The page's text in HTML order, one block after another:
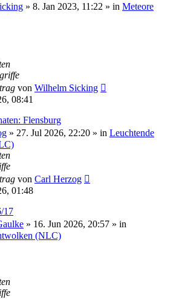
» 8. Jan 2023, 11:22 » in Meteore
von Wilhelm Sicking
08:41
Flensburg
» 27. Jul 2026, 22:20 » in Leuchtende
von Carl Herzog
01:48
17
» 16. Jun 2026, 20:57 » in
(NLC)